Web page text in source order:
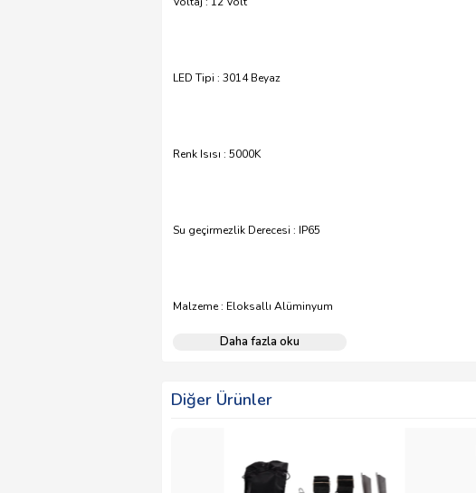
LED Tipi : 3014 Beyaz
Renk Isısı : 5000K
Su geçirmezlik Derecesi : IP65
Malzeme : Eloksallı Alüminyum
Daha fazla oku
Diğer Ürünler